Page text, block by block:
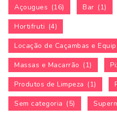
Açougues (16) Bar (1)
Hortifruti (4)
Locação de Caçambas e
Massas e Macarrão (1)
Produtos de Limpeza (1)
Sem categoria (5)